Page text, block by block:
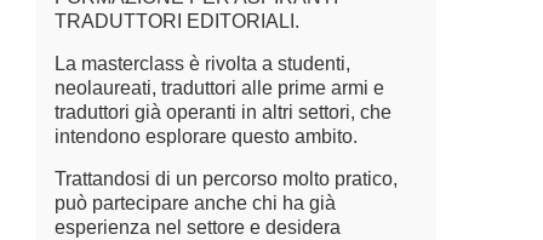
TRADUTTORI EDITORIALI.
La masterclass è rivolta a studenti,
neolaureati, traduttori alle prime armi e
traduttori già operanti in altri settori, che
intendono esplorare questo ambito.
Trattandosi di un percorso molto pratico,
può partecipare anche chi ha già
esperienza nel settore e desidera